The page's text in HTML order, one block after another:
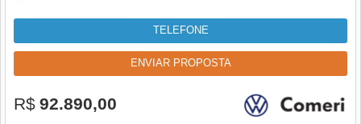
TELEFONE
ENVIAR PROPOSTA
R$ 92.890,00